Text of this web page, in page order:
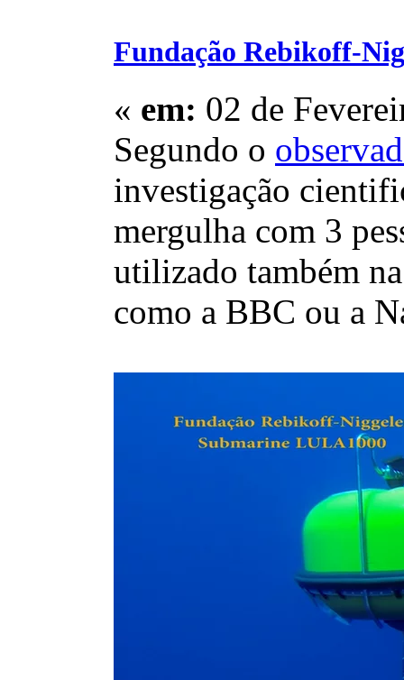
Fundação Rebikoff-
« em: 02 de
Segundo o
investigação
mergulha com 3
utilizado também
como a BBC ou a